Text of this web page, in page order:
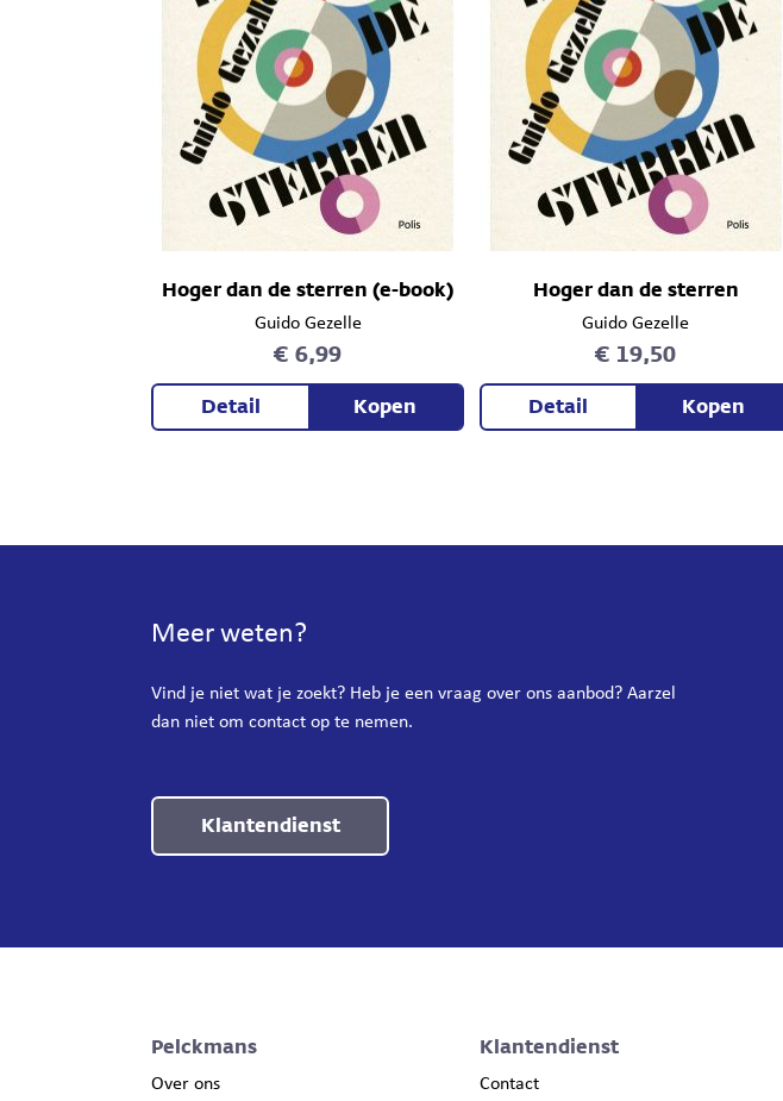
Hoger dan de sterren (e-book)
Guido Gezelle
€ 6,99
Detail Kopen
Hoger dan de sterren
Guido Gezelle
€ 19,50
Detail Kopen
Meer weten?
Vind je niet wat je zoekt? Heb je een vraag over ons aanbod? Aarzel
dan niet om contact op te nemen.
Klantendienst
Pelckmans
Over ons
Klantendienst
Contact